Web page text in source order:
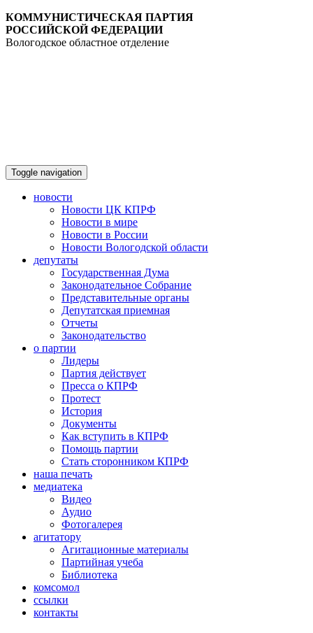
КОММУНИСТИЧЕСКАЯ ПАРТИЯ
РОССИЙСКОЙ ФЕДЕРАЦИИ
Вологодское областное отделение
Toggle navigation
новости
Новости ЦК КПРФ
Новости в мире
Новости в России
Новости Вологодской области
депутаты
Государственная Дума
Законодательное Собрание
Представительные органы
Депутатская приемная
Отчеты
Законодательство
о партии
Лидеры
Партия действует
Пресса о КПРФ
Протест
История
Документы
Как вступить в КПРФ
Помощь партии
Стать сторонником КПРФ
наша печать
медиатека
Видео
Аудио
Фотогалерея
агитатору
Агитационные материалы
Партийная учеба
Библиотека
комсомол
ссылки
контакты